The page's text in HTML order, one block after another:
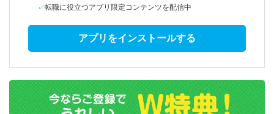
転職に役立つアプリ限定コンテンツを配信中
アプリをインストールする